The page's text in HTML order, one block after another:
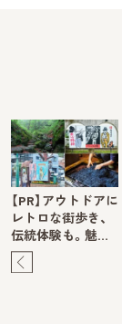
【PR】アウトドアに
レトロな街歩き、
伝統体験も。魅…